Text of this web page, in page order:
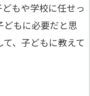
もや学校に任せっ
どもに必要だと思
、子どもに教えて